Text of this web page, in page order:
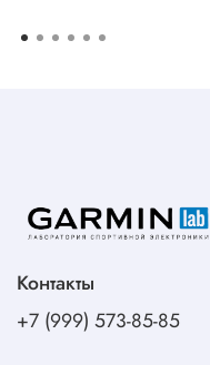
Контакты
+7 (999) 573-85-85